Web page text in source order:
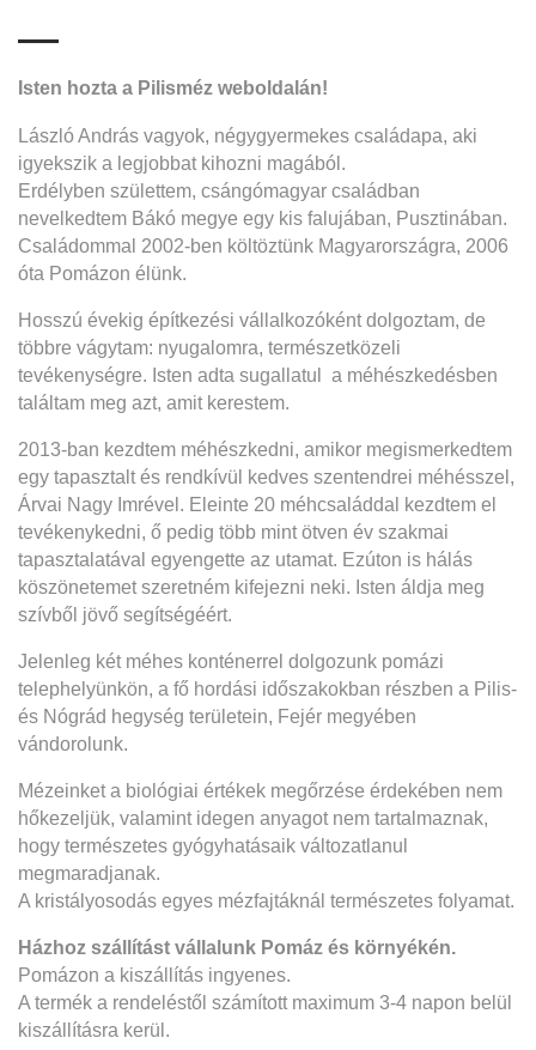
Isten hozta a Pilisméz weboldalán!
László András vagyok, négygyermekes családapa, aki
igyekszik a legjobbat kihozni magából.
Erdélyben születtem, csángómagyar családban
nevelkedtem Bákó megye egy kis falujában, Pusztinában.
Családommal 2002-ben költöztünk Magyarországra, 2006
óta Pomázon élünk.
Hosszú évekig építkezési vállalkozóként dolgoztam, de
többre vágytam: nyugalomra, természetközeli
tevékenységre. Isten adta sugallatul a méhészkedésben
találtam meg azt, amit kerestem.
2013-ban kezdtem méhészkedni, amikor megismerkedtem
egy tapasztalt és rendkívül kedves szentendrei méhésszel,
Árvai Nagy Imrével. Eleinte 20 méhcsaláddal kezdtem el
tevékenykedni, ő pedig több mint ötven év szakmai
tapasztalatával egyengette az utamat. Ezúton is hálás
köszönetemet szeretném kifejezni neki. Isten áldja meg
szívből jövő segítségéért.
Jelenleg két méhes konténerrel dolgozunk pomázi
telephelyünkön, a fő hordási időszakokban részben a Pilis-
és Nógrád hegység területein, Fejér megyében
vándorolunk.
Mézeinket a biológiai értékek megőrzése érdekében nem
hőkezeljük, valamint idegen anyagot nem tartalmaznak,
hogy természetes gyógyhatásaik változatlanul
megmaradjanak.
A kristályosodás egyes mézfajtáknál természetes folyamat.
Házhoz szállítást vállalunk Pomáz és környékén.
Pomázon a kiszállítás ingyenes.
A termék a rendeléstől számított maximum 3-4 napon belül
kiszállításra kerül.